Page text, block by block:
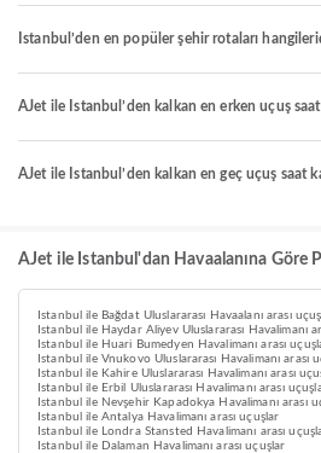
Istanbul’den en popüler şehir rotaları
AJet ile Istanbul’den kalkan en erken uçuş
AJet ile Istanbul’den kalkan en geç uçuş saat
AJet ile Istanbul'dan Havaalanına Göre
Istanbul ile Bağdat Uluslararası Havaalanı arası
Istanbul ile Haydar Aliyev Uluslararası Havalimanı
Istanbul ile Huari Bumedyen Havalimanı arası
Istanbul ile Vnukovo Uluslararası Havalimanı arası
Istanbul ile Kahire Uluslararası Havalimanı arası
Istanbul ile Erbil Uluslararası Havalimanı arası
Istanbul ile Nevşehir Kapadokya Havalimanı arası
Istanbul ile Antalya Havalimanı arası uçuşlar
Istanbul ile Londra Stansted Havalimanı arası
Istanbul ile Dalaman Havalimanı arası uçuşlar